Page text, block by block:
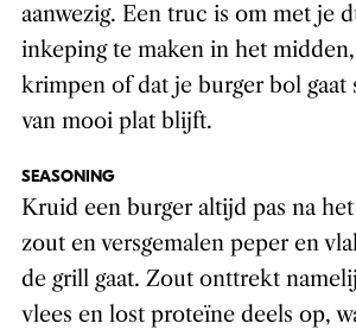
aanwezig. Een truc is om met je
inkeping te maken in het
krimpen of dat je burger bol gaat
van mooi plat blijft.
SEASONING
Kruid een burger altijd pas na
zout en versgemalen peper en
de grill gaat. Zout onttrekt
vlees en lost proteïne deels op,